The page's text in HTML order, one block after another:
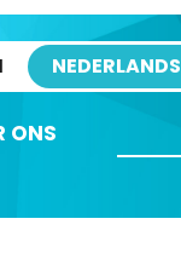
NEDERLANDS
ONS